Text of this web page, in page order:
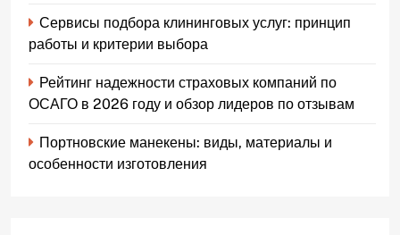
Сервисы подбора клининговых услуг: принцип
работы и критерии выбора
Рейтинг надежности страховых компаний по
ОСАГО в 2026 году и обзор лидеров по отзывам
Портновские манекены: виды, материалы и
особенности изготовления